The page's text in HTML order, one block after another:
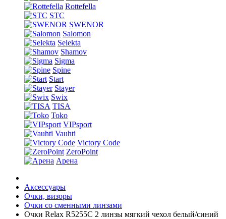
Rottefella
STC
SWENOR
Salomon
Selekta
Shamov
Sigma
Spine
Start
Stayer
Swix
TISA
Toko
VIPsport
Vauhti
Victory Code
ZeroPoint
Арена
Аксессуары
Очки, визоры
Очки со сменными линзами
Очки Relax R5255C 2 линзы мягкий чехол белый/синий